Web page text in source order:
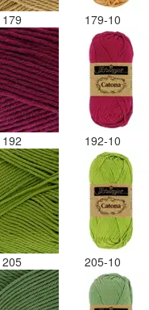
179 179-10
192 192-10
205 205-10